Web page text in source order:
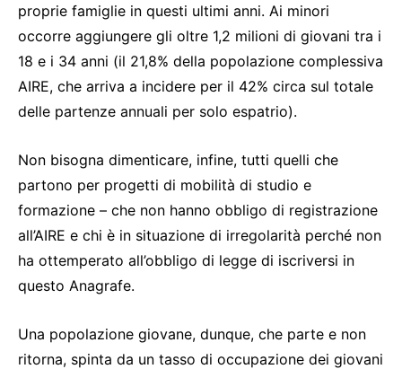
proprie famiglie in questi ultimi anni. Ai minori
occorre aggiungere gli oltre 1,2 milioni di giovani tra i
18 e i 34 anni (il 21,8% della popolazione complessiva
AIRE, che arriva a incidere per il 42% circa sul totale
delle partenze annuali per solo espatrio).
Non bisogna dimenticare, infine, tutti quelli che
partono per progetti di mobilità di studio e
formazione – che non hanno obbligo di registrazione
all’AIRE e chi è in situazione di irregolarità perché non
ha ottemperato all’obbligo di legge di iscriversi in
questo Anagrafe.
Una popolazione giovane, dunque, che parte e non
ritorna, spinta da un tasso di occupazione dei giovani